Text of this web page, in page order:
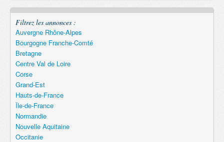
Filtrez les annonces :
Auvergne Rhône-Alpes
Bourgogne Franche-Comté
Bretagne
Centre Val de Loire
Corse
Grand-Est
Hauts-de-France
Île-de-France
Normandie
Nouvelle Aquitaine
Occitanie